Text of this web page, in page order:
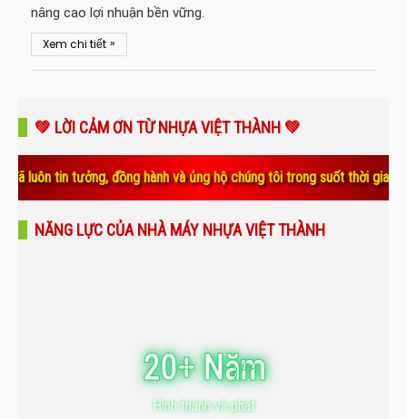
nâng cao lợi nhuận bền vững.
Xem chi tiết »
💚 LỜI CẢM ƠN TỪ NHỰA VIỆT THÀNH 💚
hành và ủng hộ chúng tôi trong suốt thời gian qua. Sự tin yêu
NĂNG LỰC CỦA NHÀ MÁY NHỰA VIỆT THÀNH
20+ Năm
Hình thành và phát